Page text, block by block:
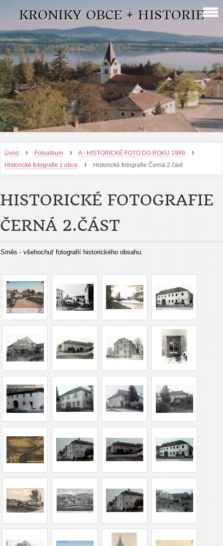
KRONIKY OBCE + HISTORIE
Úvod › Fotoalbum › A - HISTORICKÉ FOTO DO ROKU 1989 ›
Historické fotografie z obce › Historické fotografie Černá 2.část
HISTORICKÉ FOTOGRAFIE
ČERNÁ 2.ČÁST
Směs - všehochuť fotografií historického obsahu.